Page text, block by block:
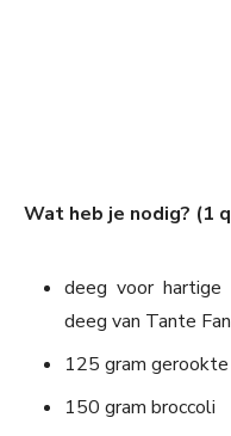
Wat heb je nodig? (1
deeg voor
deeg van Tante
125 gram
150 gram broccoli